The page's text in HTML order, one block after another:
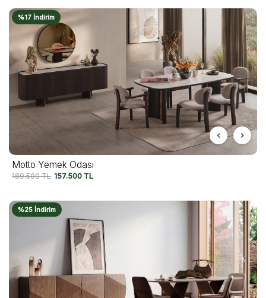
%17 İndirim
Motto Yemek Odası
189.500TL 157.500 TL
%25 İndirim